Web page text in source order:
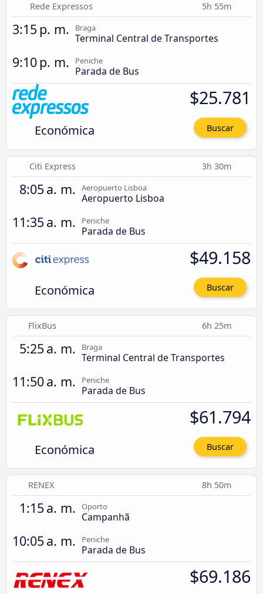
Rede Expressos 5h 55m
3:15 p. m. Braga
Terminal Central de Transportes
9:10 p. m. Peniche
Parada de Bus
Económica
$25.781
Buscar
Citi Express 3h 30m
8:05 a. m. Aeropuerto Lisboa
Aeropuerto Lisboa
11:35 a. m. Peniche
Parada de Bus
Económica
$49.158
Buscar
FlixBus 6h 25m
5:25 a. m. Braga
Terminal Central de Transportes
11:50 a. m. Peniche
Parada de Bus
Económica
$61.794
Buscar
RENEX 8h 50m
1:15 a. m. Oporto
Campanhã
10:05 a. m. Peniche
Parada de Bus
$69.186